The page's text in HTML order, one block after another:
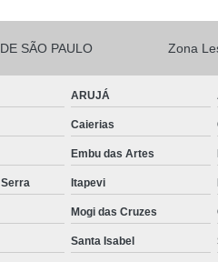
SÃO PAULO Zona
ARUJÁ
Caierias
Embu das Artes
Itapevi
Mogi das Cruzes
Santa Isabel